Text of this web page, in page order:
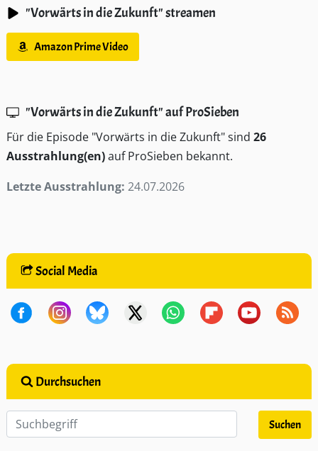
"Vorwärts in die Zukunft" streamen
Amazon Prime Video
"Vorwärts in die Zukunft" auf ProSieben
Für die Episode "Vorwärts in die Zukunft" sind 26
Ausstrahlung(en)auf ProSieben bekannt.
Letzte Ausstrahlung: 24.07.2026
Social Media
Durchsuchen